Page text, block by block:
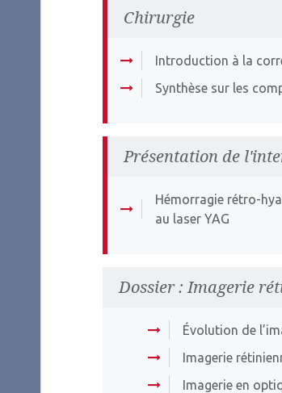
Chirurgie
Introduction à la
Synthèse sur les
Présentation de
Hémorragie rétro-
au laser YAG
Dossier : Imagerie
Évolution de
Imagerie
Imagerie en